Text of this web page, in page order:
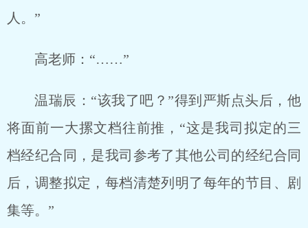
人。”
高老师：“……”
温瑞辰：“该我了吧？”得到严斯点头后，他
将面前一大摞文档往前推，“这是我司拟定的三
档经纪合同，是我司参考了其他公司的经纪合同
后，调整拟定，每档清楚列明了每年的节目、剧
集等。”